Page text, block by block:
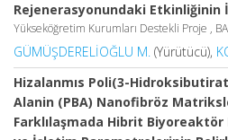
Rejenerasyonundaki Etkinliğinin
Yükseköğretim Kurumları Destekli Proje ,
GÜMÜŞDERELİOĞLU M. (Yürütücü),
Hizalanmıs Poli(3-
Alanin (PBA) Nanofibröz
Farklılaşmada Hibrit Biyoreaktör